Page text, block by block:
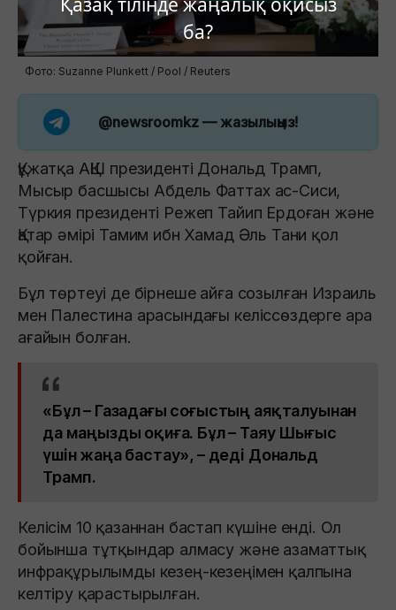
ба?
Фото: Suzanne Plunkett / Pool / Reuters
@newsroomkz — жазылыңыз!
Құжатқа АҚШ президенті Дональд Трамп,
Мысыр басшысы Абдель Фаттах ас-Сиси,
Түркия президенті Режеп Тайип Ердоған және
Қатар әмірі Тамим ибн Хамад Әль Тани қол
қойған.
Бұл төртеуі де бірнеше айға созылған Израиль
мен Палестина арасындағы келіссөздерге ара
ағайын болған.
«Бұл – Газадағы соғыстың аяқталуынан
да маңызды оқиға. Бұл – Таяу Шығыс
үшін жаңа бастау», – деді Дональд
Трамп.
Келісім 10 қазаннан бастап күшіне енді. Ол
бойынша тұтқындар алмасу және азаматтық
инфрақұрылымды кезең-кезеңімен қалпына
келтіру қарастырылған.